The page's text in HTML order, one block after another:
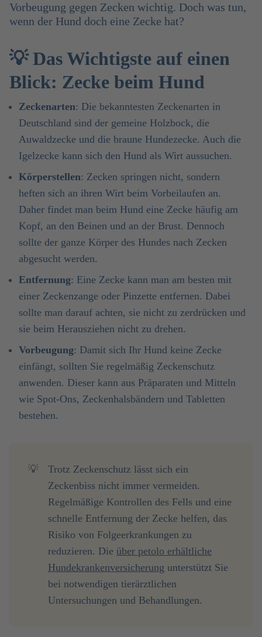
Vorbeugung gegen Zecken wichtig. Doch was tun,
wenn der Hund doch eine Zecke hat?
💡 Das Wichtigste auf einen
Blick: Zecke beim Hund
Zeckenarten: Die bekanntesten Zeckenarten in
Deutschland sind der gemeine Holzbock, die
Auwaldzecke und die braune Hundezecke. Auch die
Igelzecke kann sich den Hund als Wirt aussuchen.
Körperstellen: Zecken springen nicht, sondern
heften sich an ihren Wirt beim Vorbeilaufen an.
Daher findet man beim Hund eine Zecke häufig am
Kopf, an den Beinen und an der Brust. Dennoch
sollte der ganze Körper des Hundes nach Zecken
abgesucht werden.
Entfernung: Eine Zecke kann man am besten mit
einer Zeckenzange oder Pinzette entfernen. Dabei
sollte man darauf achten, sie nicht zu zerdrücken und
sie beim Herausziehen nicht zu drehen.
Vorbeugung: Damit sich Ihr Hund keine Zecke
einfängt, sollten Sie regelmäßig Zeckenschutz
anwenden. Dieser kann aus Präparaten und Mitteln
wie Spot-Ons, Zeckenhalsbändern und Tabletten
bestehen.
💡
Trotz Zeckenschutz lässt sich ein
Zeckenbiss nicht immer vermeiden.
Regelmäßige Kontrollen des Fells und eine
schnelle Entfernung der Zecke helfen, das
Risiko von Folgeerkrankungen zu
reduzieren. Die über petolo erhältliche
Hundekrankenversicherung unterstützt Sie
bei notwendigen tierärztlichen
Untersuchungen und Behandlungen.